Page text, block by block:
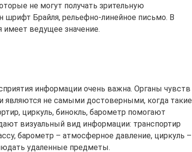
не могут получать зрительную
Брайля, рельефно-линейное письмо. В
имеет ведущее значение.
информации очень важна. Органы чувств
являются не самыми достоверными, когда такие
циркуль, бинокль, барометр помогают
визуальный вид информации: транспортир
барометр – атмосферное давление, циркуль –
удаленные предметы.